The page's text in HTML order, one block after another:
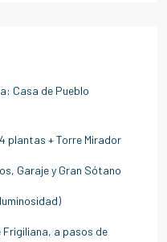
Casa de Pueblo
plantas + Torre Mirador
Garaje y Gran Sótano
Frigiliana, a pasos de